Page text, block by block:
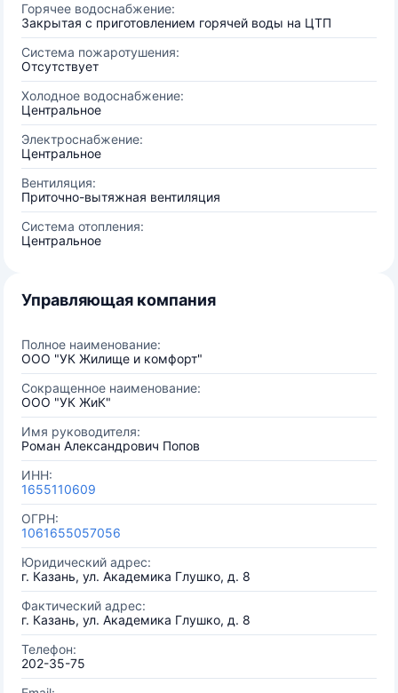
Горячее водоснабжение:
Закрытая с приготовлением горячей воды на ЦТП
Система пожаротушения:
Отсутствует
Холодное водоснабжение:
Центральное
Электроснабжение:
Центральное
Вентиляция:
Приточно-вытяжная вентиляция
Система отопления:
Центральное
Управляющая компания
Полное наименование:
ООО "УК Жилище и комфорт"
Сокращенное наименование:
ООО "УК ЖиК"
Имя руководителя:
Роман Александрович Попов
ИНН:
1655110609
ОГРН:
1061655057056
Юридический адрес:
г. Казань, ул. Академика Глушко, д. 8
Фактический адрес:
г. Казань, ул. Академика Глушко, д. 8
Телефон:
202-35-75